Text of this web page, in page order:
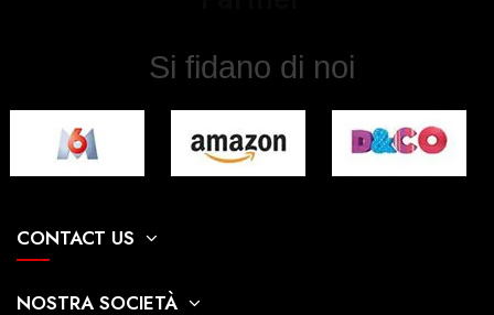
Si fidano di noi
CONTACT US
NOSTRA SOCIETÀ